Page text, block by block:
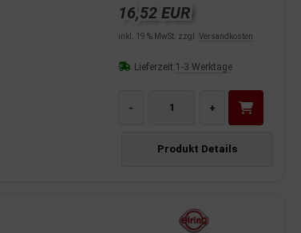
16,52 EUR
inkl. 19 % MwSt. zzgl. Versandkosten
Lieferzeit:1-3 Werktage
- +
Produkt Details